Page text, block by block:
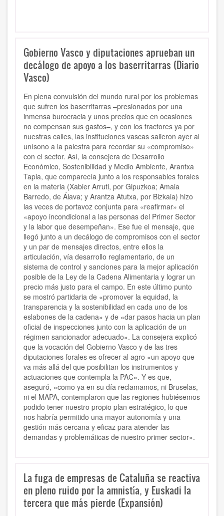
Gobierno Vasco y diputaciones aprueban un
decálogo de apoyo a los baserritarras (Diario
Vasco)
En plena convulsión del mundo rural por los problemas
que sufren los baserritarras –presionados por una
inmensa burocracia y unos precios que en ocasiones
no compensan sus gastos–, y con los tractores ya por
nuestras calles, las instituciones vascas salieron ayer al
unísono a la palestra para recordar su «compromiso»
con el sector. Así, la consejera de Desarrollo
Económico, Sostenibilidad y Medio Ambiente, Arantxa
Tapia, que comparecía junto a los responsables forales
en la materia (Xabier Arruti, por Gipuzkoa; Amaia
Barredo, de Álava; y Arantza Atutxa, por Bizkaia) hizo
las veces de portavoz conjunta para «reafirmar» el
«apoyo incondicional a las personas del Primer Sector
y la labor que desempeñan». Ese fue el mensaje, que
llegó junto a un decálogo de compromisos con el sector
y un par de mensajes directos, entre ellos la
articulación, vía desarrollo reglamentario, de un
sistema de control y sanciones para la mejor aplicación
posible de la Ley de la Cadena Alimentaria y lograr un
precio más justo para el campo. En este último punto
se mostró partidaria de «promover la equidad, la
transparencia y la sostenibilidad en cada uno de los
eslabones de la cadena» y de «dar pasos hacia un plan
oficial de inspecciones junto con la aplicación de un
régimen sancionador adecuado». La consejera explicó
que la vocación del Gobierno Vasco y de las tres
diputaciones forales es ofrecer al agro «un apoyo que
va más allá del que posibilitan los instrumentos y
actuaciones que contempla la PAC». Y es que,
aseguró, «como ya en su día reclamamos, ni Bruselas,
ni el MAPA, contemplaron que las regiones hubiésemos
podido tener nuestro propio plan estratégico, lo que
nos habría permitido una mayor autonomía y una
gestión más cercana y eficaz para atender las
demandas y problemáticas de nuestro primer sector».
La fuga de empresas de Cataluña se reactiva
en pleno ruido por la amnistía, y Euskadi la
tercera que más pierde (Expansión)